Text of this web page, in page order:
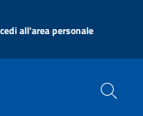
all'area personale